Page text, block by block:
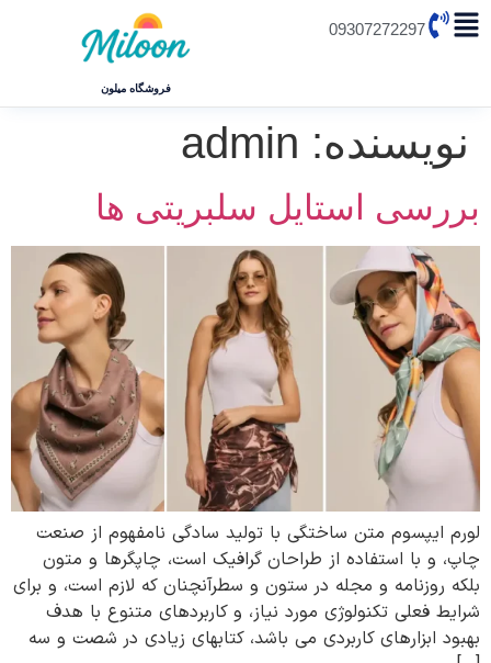
09307272297
فروشگاه میلون
نویسنده: admin
بررسی استایل سلبریتی ها
لورم ایپسوم متن ساختگی با تولید سادگی نامفهوم از صنعت
چاپ، و با استفاده از طراحان گرافیک است، چاپگرها و متون
بلکه روزنامه و مجله در ستون و سطرآنچنان که لازم است، و برای
شرایط فعلی تکنولوژی مورد نیاز، و کاربردهای متنوع با هدف
بهبود ابزارهای کاربردی می باشد، کتابهای زیادی در شصت و سه